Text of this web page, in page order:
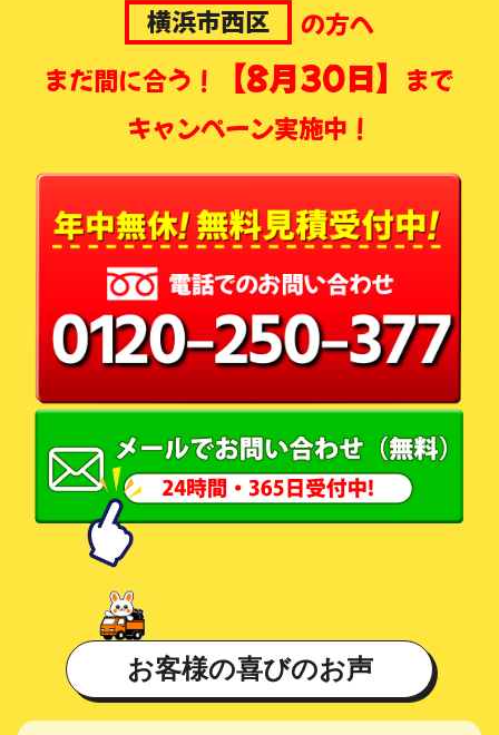
横浜市西区
の方へ
まだ間に合う！
【8月30日】 まで
キャンペーン実施中！
お客様の喜びのお声